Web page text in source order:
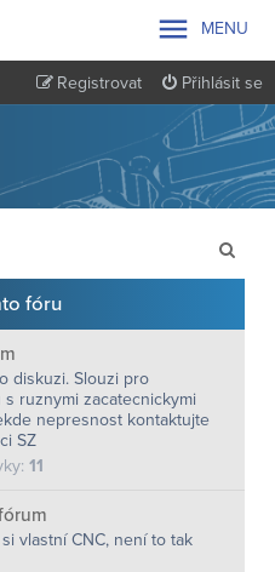
 MENU
Přihlásit se
Registrovat
l
fóru
diskuzi. Slouzi pro
ruznymi zacatecnickymi
nepresnost kontaktujte
SZ
11
vlastní CNC, není to tak